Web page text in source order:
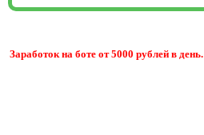
Заработок на боте от 5000 рублей в день.